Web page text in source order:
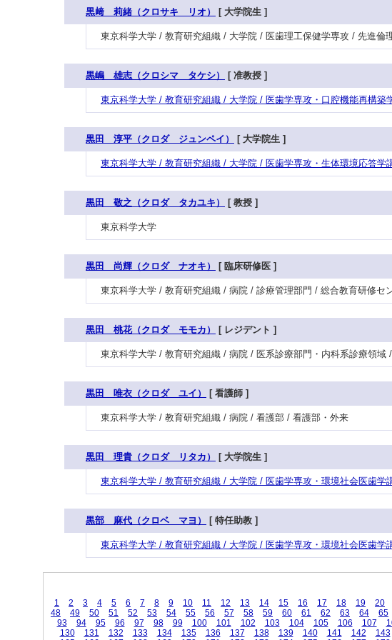
黒﨑 莉緒（クロサキ リオ） [ 大学院生 ]
東京科学大学 / 教育研究組織 / 大学院 / 医歯理工保健学専攻 / 先進倫
黒嶋 雄志（クロシマ タケシ） [ 准教授 ]
東京科学大学 / 教育研究組織 / 大学院 / 医歯学専攻・口腔機能再構築
黒田 淳平（クロダ ジュンペイ） [ 大学院生 ]
東京科学大学 / 教育研究組織 / 大学院 / 医歯学専攻・生体環境応答学
黒田 敬之（クロダ タカユキ） [ 教授 ]
東京科学大学
黒田 尚輝（クロダ ナオキ） [ 臨床研修医 ]
東京科学大学 / 教育研究組織 / 病院 / 診療管理部門 / 総合教育研修セ
黒田 桃花（クロダ モモカ） [ レジデント ]
東京科学大学 / 教育研究組織 / 病院 / 医系診療部門・内科系診療領域
黒田 唯衣（クロダ ユイ） [ 看護師 ]
東京科学大学 / 教育研究組織 / 病院 / 看護部 / 看護部・外来
黒田 理貴（クロダ リタカ） [ 大学院生 ]
東京科学大学 / 教育研究組織 / 大学院 / 医歯学専攻・環境社会医歯学
黒部 麻代（クロベ マヨ） [ 特任助教 ]
東京科学大学 / 教育研究組織 / 大学院 / 医歯学専攻・環境社会医歯学
1
2 3 4 5 6 7 8 9 10 11 12 13 14 15 16 17 18 19 20
48
49 50 51 52 53 54 55 56 57 58 59 60 61 62 63 64 65
93
94 95 96 97 98 99 100 101 102 103 104 105 106 107
130
131 132 133 134 135 136 137 138 139 140 141 142 143